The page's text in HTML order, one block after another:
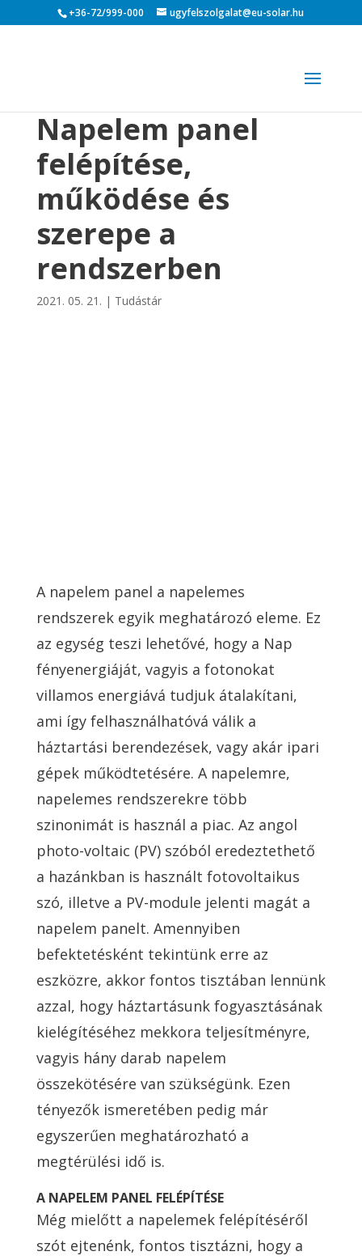
+36-72/999-000 ugyfelszolgalat@eu-solar.hu
Napelem panel
felépítése,
működése és
szerepe a
rendszerben
2021. 05. 21. | Tudástár
A napelem panel a napelemes
rendszerek egyik meghatározó eleme. Ez
az egység teszi lehetővé, hogy a Nap
fényenergiáját, vagyis a fotonokat
villamos energiává tudjuk átalakítani,
ami így felhasználhatóvá válik a
háztartási berendezések, vagy akár ipari
gépek működtetésére. A napelemre,
napelemes rendszerekre több
szinonimát is használ a piac. Az angol
photo-voltaic (PV) szóból eredeztethető
a hazánkban is használt fotovoltaikus
szó, illetve a PV-module jelenti magát a
napelem panelt. Amennyiben
befektetésként tekintünk erre az
eszközre, akkor fontos tisztában lennünk
azzal, hogy háztartásunk fogyasztásának
kielégítéséhez mekkora teljesítményre,
vagyis hány darab napelem
összekötésére van szükségünk. Ezen
tényezők ismeretében pedig már
egyszerűen meghatározható a
megtérülési idő is.
A NAPELEM PANEL FELÉPÍTÉSE
Még mielőtt a napelemek felépítéséről
szót ejtenénk, fontos tisztázni, hogy a